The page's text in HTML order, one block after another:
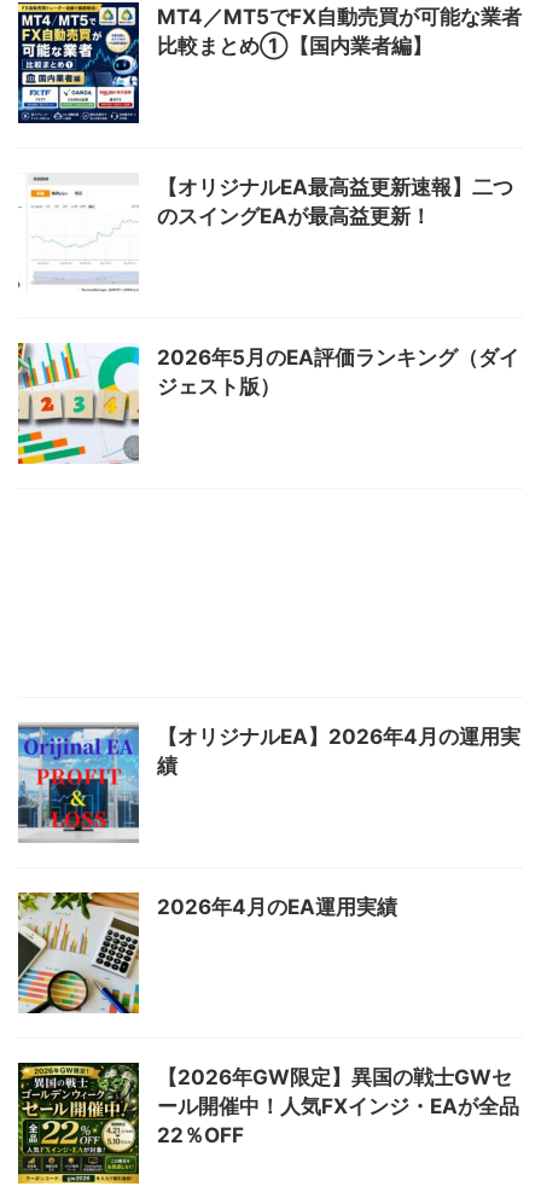
MT4／MT5でFX自動売買が可能な業者
比較まとめ①【国内業者編】
【オリジナルEA最高益更新速報】二つ
のスイングEAが最高益更新！
2026年5月のEA評価ランキング（ダイ
ジェスト版）
【オリジナルEA】2026年4月の運用実
績
2026年4月のEA運用実績
【2026年GW限定】異国の戦士GWセ
ール開催中！人気FXインジ・EAが全品
22％OFF